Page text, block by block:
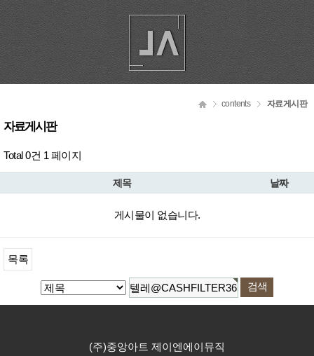
contents 자료게시판
자료게시판
Total 0건 1 페이지
제목 날짜
게시물이 없습니다.
목록
(주)중앙아트 제이엔에이뮤직